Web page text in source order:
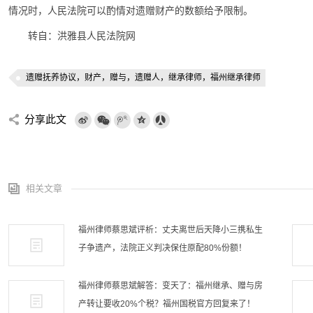
情况时，人民法院可以酌情对遗赠财产的数额给予限制。
转自：洪雅县人民法院网
遗赠抚养协议，财产，赠与，遗赠人，继承律师，福州继承律师
分享此文
相关文章
福州律师蔡思斌评析：丈夫离世后天降小三携私生
子争遗产，法院正义判决保住原配80%份额！
福州律师蔡思斌解答：变天了：福州继承、赠与房
产转让要收20%个税？福州国税官方回复来了！